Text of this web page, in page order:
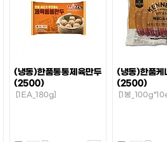
(냉동)한품통통제육만두
(2500)
[1EA_180g]
(냉동)한품케
(2500)
[1봉